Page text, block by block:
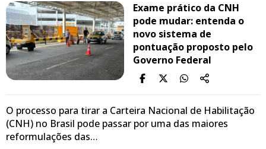
Exame prático da CNH
pode mudar: entenda o
novo sistema de
pontuação proposto pelo
Governo Federal
O processo para tirar a Carteira Nacional de Habilitação
(CNH) no Brasil pode passar por uma das maiores
reformulações das…